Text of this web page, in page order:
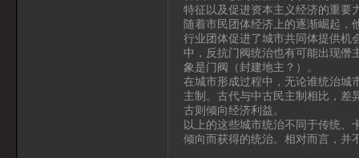
特征以及促进资本主义经济的重要
随着市民团体经济上的逐渐崛起，
行业团体促进了城市共同体提供机
中，反抗门阀统治也有可能出现僭
象是门阀（封建地主？）。
在城市形成过程中，无论谁统治城
主制。古代与中古民主制相比，差
古则倾向经济利益。
以上的这些城市统治不同于传统、
倾向而获得的统治。相对而言，并